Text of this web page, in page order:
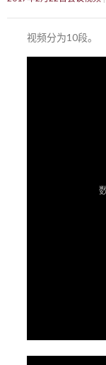
视频分为10段。